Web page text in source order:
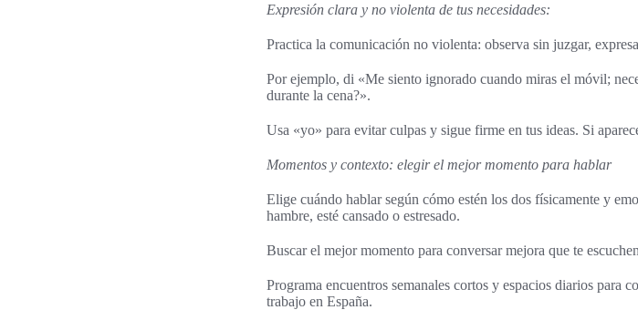
Expresión clara y no violenta de tus necesidades:
Practica la comunicación no violenta: observa sin juzgar,
Por ejemplo, di «Me siento ignorado cuando miras el móvil;
durante la cena?».
Usa «yo» para evitar culpas y sigue firme en tus ideas. Si
Momentos y contexto: elegir el mejor momento para hablar
Elige cuándo hablar según cómo estén los dos físicamente y
hambre, esté cansado o estresado.
Buscar el mejor momento para conversar mejora que te
Programa encuentros semanales cortos y espacios diarios para
trabajo en España.